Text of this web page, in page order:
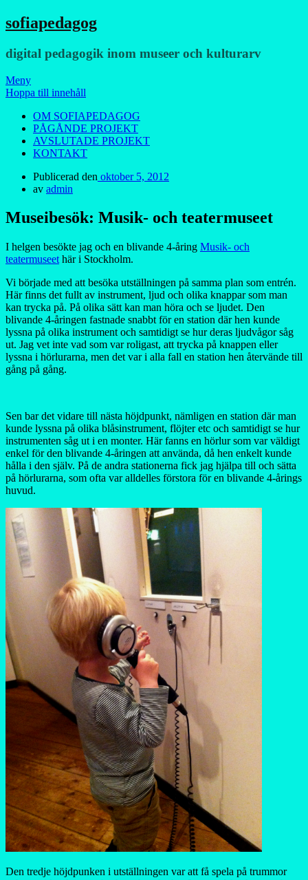
sofiapedagog
digital pedagogik inom museer och kulturarv
Meny
Hoppa till innehåll
OM SOFIAPEDAGOG
PÅGÅNDE PROJEKT
AVSLUTADE PROJEKT
KONTAKT
Publicerad den oktober 5, 2012
av admin
Museibesök: Musik- och teatermuseet
I helgen besökte jag och en blivande 4-åring Musik- och
teatermuseet här i Stockholm.
Vi började med att besöka utställningen på samma plan som entrén.
Här finns det fullt av instrument, ljud och olika knappar som man
kan trycka på. På olika sätt kan man höra och se ljudet. Den
blivande 4-åringen fastnade snabbt för en station där hen kunde
lyssna på olika instrument och samtidigt se hur deras ljudvågor såg
ut. Jag vet inte vad som var roligast, att trycka på knappen eller
lyssna i hörlurarna, men det var i alla fall en station hen återvände till
gång på gång.
Sen bar det vidare till nästa höjdpunkt, nämligen en station där man
kunde lyssna på olika blåsinstrument, flöjter etc och samtidigt se hur
instrumenten såg ut i en monter. Här fanns en hörlur som var väldigt
enkel för den blivande 4-åringen att använda, då hen enkelt kunde
hålla i den själv. På de andra stationerna fick jag hjälpa till och sätta
på hörlurarna, som ofta var alldelles förstora för en blivande 4-årings
huvud.
Den tredje höjdpunken i utställningen var att få spela på trummor